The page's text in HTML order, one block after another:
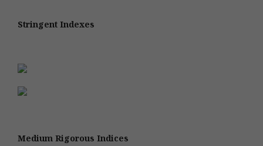
Stringent Indexes
Medium Rigorous Indices